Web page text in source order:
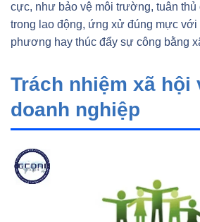
cực, như bảo vệ môi trường, tuân thủ
trong lao động, ứng xử đúng mực với
phương hay thúc đẩy sự công bằng
Trách nhiệm xã hội
doanh nghiệp